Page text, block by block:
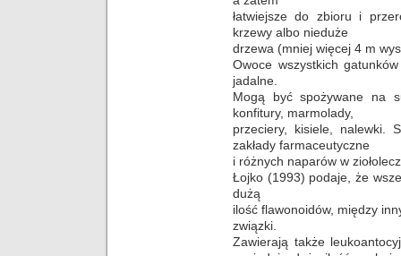
łatwiejsze do zbioru i
krzewy albo nieduże
drzewa (mniej więcej 4 m
Owoce wszystkich
jadalne.
Mogą być spożywane na
konfitury, marmolady,
przeciery, kisiele, nalewki.
zakłady farmaceutyczne
i różnych naparów w
Łojko (1993) podaje, że
dużą
ilość flawonoidów, między
związki.
Zawierają także